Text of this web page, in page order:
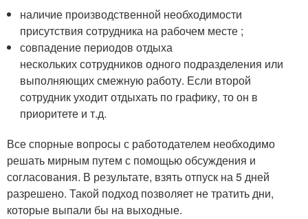
наличие производственной необходимости
присутствия сотрудника на рабочем месте ;
совпадение периодов отдыха
нескольких сотрудников одного подразделения или
выполняющих смежную работу. Если второй
сотрудник уходит отдыхать по графику, то он в
приоритете и т.д.
Все спорные вопросы с работодателем необходимо
решать мирным путем с помощью обсуждения и
согласования. В результате, взять отпуск на 5 дней
разрешено. Такой подход позволяет не тратить дни,
которые выпали бы на выходные.